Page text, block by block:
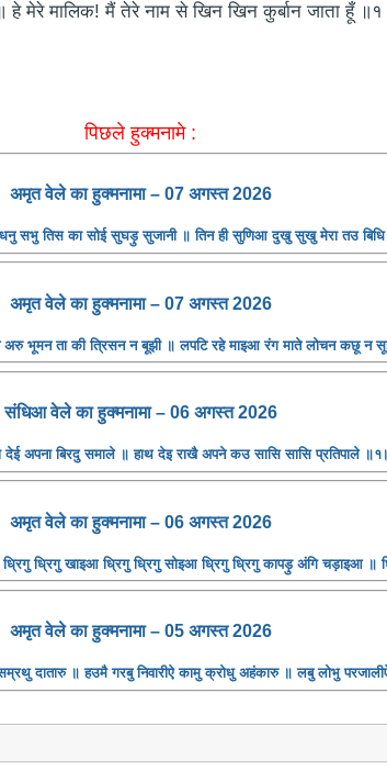
मालिक! मैं तेरे नाम से खिन खिन कुर्बान जाता हूँ
पिछले हुक्मनामे :
अमृत ​​वेले का हुक्मनामा – 07 अगस्त 2026
सभु तिस का सोई सुघड़ु सुजानी ॥ तिन ही सुणिआ दुखु सुखु मेरा तउ
अमृत ​​वेले का हुक्मनामा – 07 अगस्त 2026
भूमन ता की त्रिसन न बूझी ॥ लपटि रहे माइआ रंग माते लोचन कछू न
संधिआ ​​वेले का हुक्मनामा – 06 अगस्त 2026
अपना बिरदु समाले ॥ हाथ देइ राखै अपने कउ सासि सासि प्रतिपाले
अमृत ​​वेले का हुक्मनामा – 06 अगस्त 2026
ध्रिगु खाइआ ध्रिगु ध्रिगु सोइआ ध्रिगु ध्रिगु कापड़ु अंगि चड़ाइआ ॥
अमृत ​​वेले का हुक्मनामा – 05 अगस्त 2026
दातारु ॥ हउमै गरबु निवारीऐ कामु क्रोधु अहंकारु ॥ लबु लोभु